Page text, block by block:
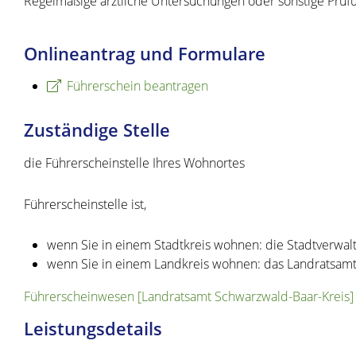
Onlineantrag und Formulare
Führerschein beantragen
Zuständige Stelle
die Führerscheinstelle Ihres Wohnortes
Führerscheinstelle ist,
wenn Sie in einem Stadtkreis wohnen: die
wenn Sie in einem Landkreis wohnen: das Landratsamt
Führerscheinwesen [Landratsamt Schwarzwald-Baar-Kreis]
Leistungsdetails